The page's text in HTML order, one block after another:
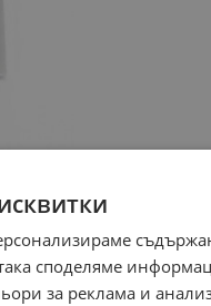
споделяме
за реклама и